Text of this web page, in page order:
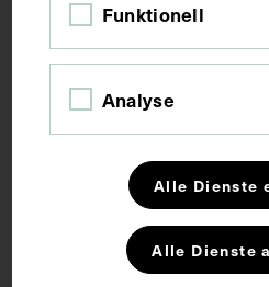
Kurzbeschreibung
Auszug aus: Beilage der
Schlagwörter
Innere Medizin
Funktionell
Analyse
Alle Dienste
Alle Dienste